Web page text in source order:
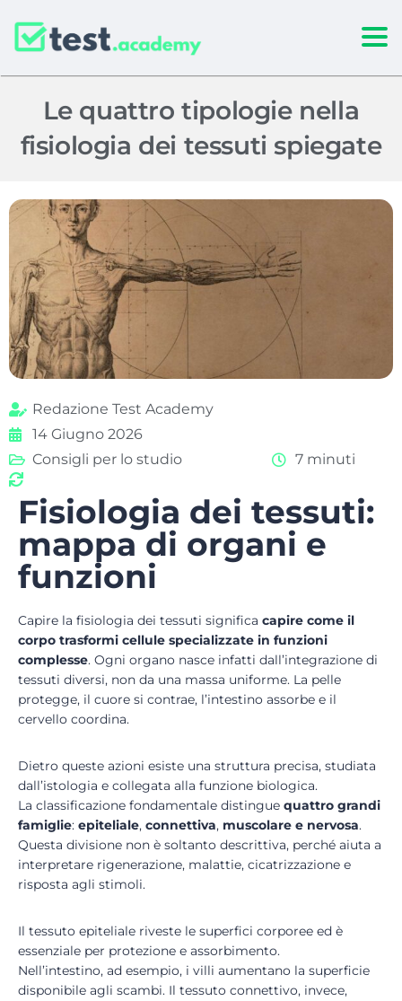
Le quattro tipologie nella
fisiologia dei tessuti spiegate
Redazione Test Academy
14 Giugno 2026
Consigli per lo studio
7 minuti
Fisiologia dei tessuti:
mappa di organi e
funzioni
Capire la fisiologia dei tessuti significa capire come il
corpo trasformi cellule specializzate in funzioni
complesse. Ogni organo nasce infatti dall’integrazione di
tessuti diversi, non da una massa uniforme. La pelle
protegge, il cuore si contrae, l’intestino assorbe e il
cervello coordina.
Dietro queste azioni esiste una struttura precisa, studiata
dall’istologia e collegata alla funzione biologica.
La classificazione fondamentale distingue quattro grandi
famiglie: epiteliale, connettiva, muscolare e nervosa.
Questa divisione non è soltanto descrittiva, perché aiuta a
interpretare rigenerazione, malattie, cicatrizzazione e
risposta agli stimoli.
Il tessuto epiteliale riveste le superfici corporee ed è
essenziale per protezione e assorbimento.
Nell’intestino, ad esempio, i villi aumentano la superficie
disponibile agli scambi. Il tessuto connettivo, invece,